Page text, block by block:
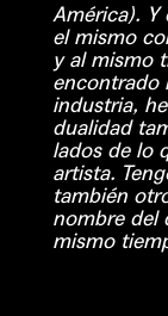
América).
el mismo
y al mismo
encontrado
industria,
dualidad
lados de lo
artista.
también
nombre del
mismo